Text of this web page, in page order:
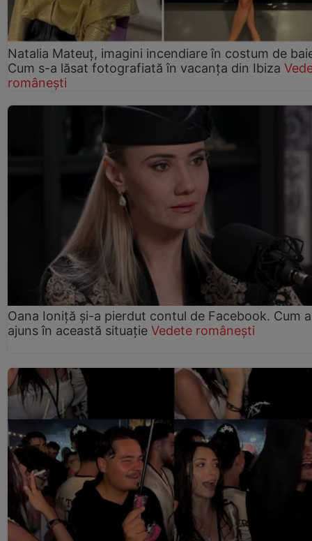
Natalia Mateuț, imagini incendiare în costum de
Cum s-a lăsat fotografiată în vacanța din Ibiza
românești
Oana Ioniță și-a pierdut contul de Facebook. Cum a
ajuns în această situație Vedete românești